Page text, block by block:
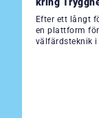
Efter ett långt
en plattform
välfärdsteknik